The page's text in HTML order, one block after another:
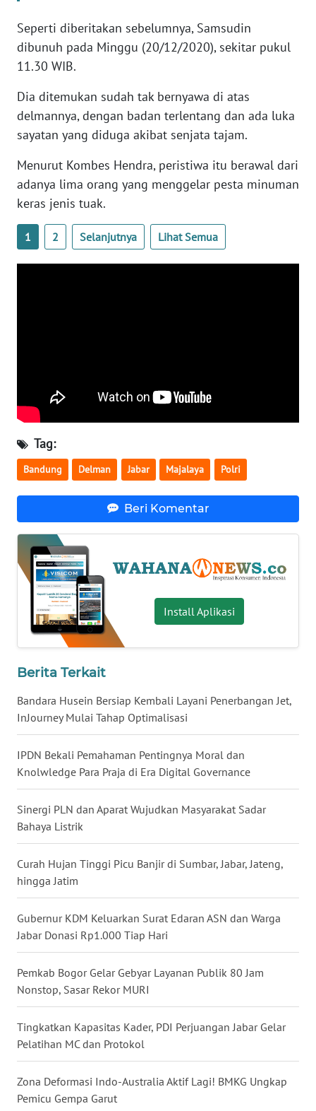
Seperti diberitakan sebelumnya, Samsudin
dibunuh pada Minggu (20/12/2020), sekitar pukul
11.30 WIB.
Dia ditemukan sudah tak bernyawa di atas
delmannya, dengan badan terlentang dan ada luka
sayatan yang diduga akibat senjata tajam.
Menurut Kombes Hendra, peristiwa itu berawal dari
adanya lima orang yang menggelar pesta minuman
keras jenis tuak.
1 2 Selanjutnya Lihat Semua
Tag:
Bandung Delman Jabar Majalaya Polri
Beri Komentar
Install Aplikasi
Berita Terkait
Bandara Husein Bersiap Kembali Layani Penerbangan Jet,
InJourney Mulai Tahap Optimalisasi
IPDN Bekali Pemahaman Pentingnya Moral dan
Knolwledge Para Praja di Era Digital Governance
Sinergi PLN dan Aparat Wujudkan Masyarakat Sadar
Bahaya Listrik
Curah Hujan Tinggi Picu Banjir di Sumbar, Jabar, Jateng,
hingga Jatim
Gubernur KDM Keluarkan Surat Edaran ASN dan Warga
Jabar Donasi Rp1.000 Tiap Hari
Pemkab Bogor Gelar Gebyar Layanan Publik 80 Jam
Nonstop, Sasar Rekor MURI
Tingkatkan Kapasitas Kader, PDI Perjuangan Jabar Gelar
Pelatihan MC dan Protokol
Zona Deformasi Indo-Australia Aktif Lagi! BMKG Ungkap
Pemicu Gempa Garut
SUMUT
WN
WN
JABAR
WN
BANTEN
WN
NTT
PAPUA
BARAT
WN
RIAU
WN
JAMBI
WN
SULTRA
NTB
SULTENG
WN
SULBAR
WN
BABEL
WN
SUMBAR
WN
SUMSEL
WN
BENGKULU
WN
LAMPUNG
WN